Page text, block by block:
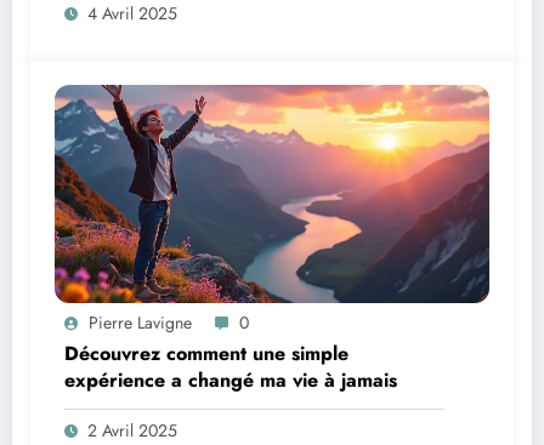
4 Avril 2025
Pierre Lavigne 0
Découvrez comment une simple
expérience a changé ma vie à jamais
2 Avril 2025